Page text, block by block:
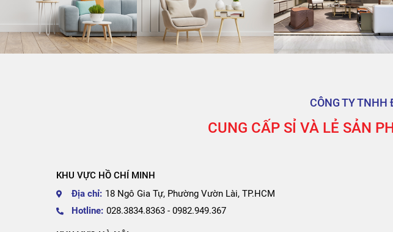
CÔNG TY
CUNG CẤP SỈ VÀ LẺ SẢN
KHU VỰC HỒ CHÍ MINH
Địa chỉ: 18 Ngô Gia Tự, Phường Vườn Lài, TP.HCM
Hotline: 028.3834.8363 - 0982.949.367